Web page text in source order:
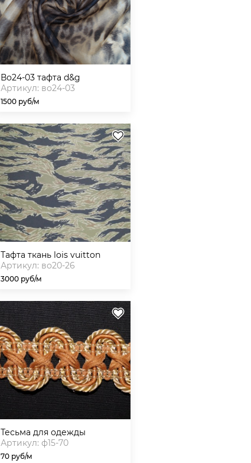
во24-03 тафта d&g
Артикул: во24-03
1500 руб/м
тафта ткань lois vuitton
Артикул: во20-26
3000 руб/м
тесьма для одежды
Артикул: ф15-70
70 руб/м